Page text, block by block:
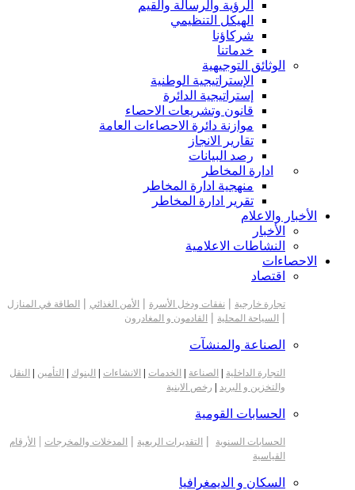
الرؤية والرسالة والقيم
الهيكل التنظيمي
شركاؤنا
خدماتنا
الوثائق التوجيهية
الإستراتيجية الوطنية
إستراتيجية الدائرة
قانون وتشريعات الاحصاء
موازنة دائرة الاحصاءات العامة
تقارير الانجاز
رصد البيانات
ادارة المخاطر
منهجية ادارة المخاطر
تقرير ادارة المخاطر
الأخبار والاعلام
الأخبار
النشاطات الاعلامية
الاحصاءات
اقتصاد
تجارة خارجية | نفقات ودخل الأسرة | الأمن الغذائي | الطاقة في المنازل
| السياحة المحلية | القادمون و المغادرون
الصناعة والمنشآت
التجارة الداخلية الصناعة الخدمات الانشاءات البنوك التأمين
النقل
والتخزين و البريد
رخص الابنية
الحسابات القومية
الحسابات السنوية | التقديرات الربعية | المدخلات والمخرجات |
الأرقام
القياسية
السكان و الديمغرافيا